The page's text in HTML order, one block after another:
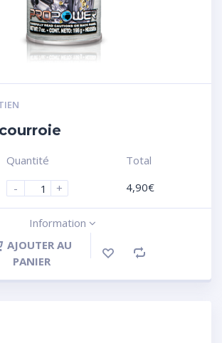
Quantité
-
+
Total
4,90€
Information
AJOUTER AU
PANIER